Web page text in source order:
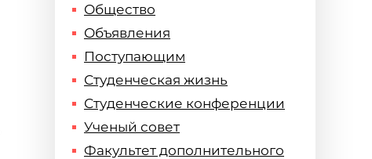
Общество
Объявления
Поступающим
Студенческая жизнь
Студенческие конференции
Ученый совет
Факультет дополнительного